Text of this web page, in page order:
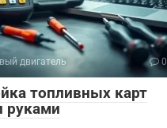
двигатель 0
топливных карт
руками